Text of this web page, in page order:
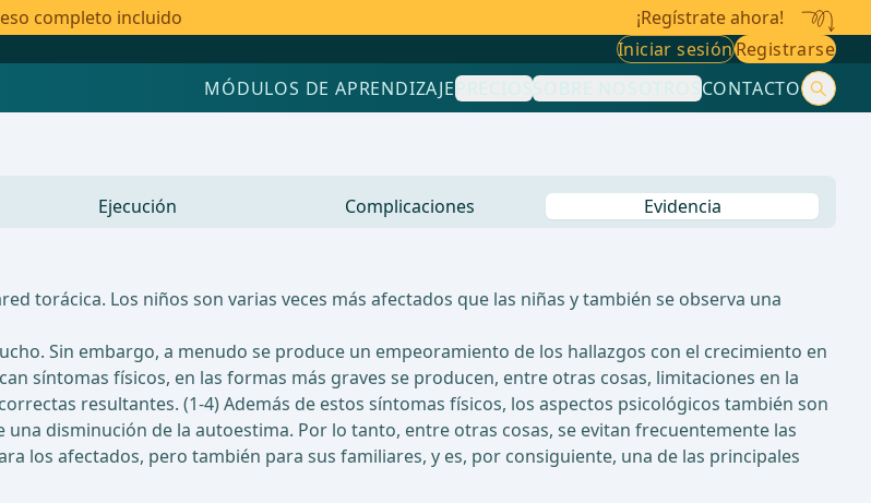
completo incluido ¡Regístrate ahora!
Iniciar sesiónRegistrarse
MÓDULOS DE APRENDIZAJEPRECIOSSOBRE NOSOTROSCONTACTO
Ejecución Complicaciones Evidencia
torácica. Los niños son varias veces más afectados que las niñas y también se observa una
Sin embargo, a menudo se produce un empeoramiento de los hallazgos con el crecimiento en
síntomas físicos, en las formas más graves se producen, entre otras cosas, limitaciones en la
resultantes. (1-4) Además de estos síntomas físicos, los aspectos psicológicos también son
disminución de la autoestima. Por lo tanto, entre otras cosas, se evitan frecuentemente las
los afectados, pero también para sus familiares, y es, por consiguiente, una de las principales